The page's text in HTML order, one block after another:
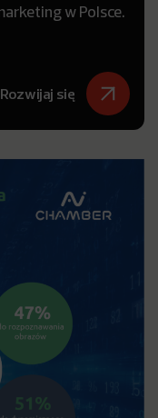
w Polsce.
Rozwijaj się